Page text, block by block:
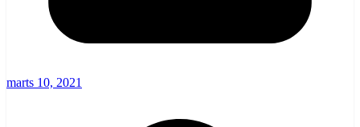
marts 10, 2021